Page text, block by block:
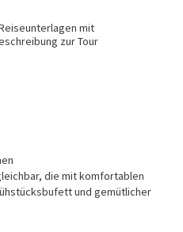
mit
zur Tour
die mit komfortablen
und gemütlicher